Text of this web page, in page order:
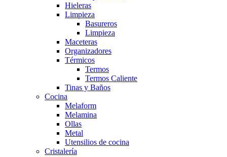
Hieleras
Limpieza
Basureros
Limpieza
Maceteras
Organizadores
Térmicos
Termos
Termos Caliente
Tinas y Baños
Cocina
Melaform
Melamina
Ollas
Metal
Utensilios de cocina
Cristalería